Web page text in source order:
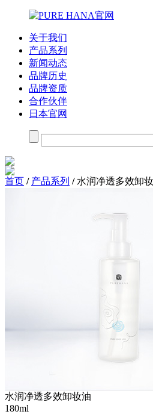
关于我们
产品系列
新闻动态
品牌历史
品牌资质
合作伙伴
日本官网
首页 / 产品系列 / 水润净透多效卸
水润净透多效卸妆油
180ml